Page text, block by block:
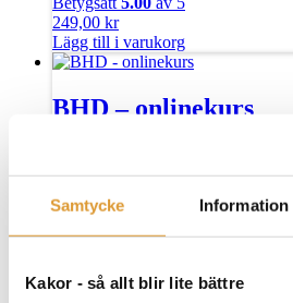
Samtycke Information
Kakor - så allt blir lite bättre
249,00 kr
Lägg till i varukorg
BHD – onlinekurs
Lägg till i varukorg
Best Hver-dag! +
+ Studieplan